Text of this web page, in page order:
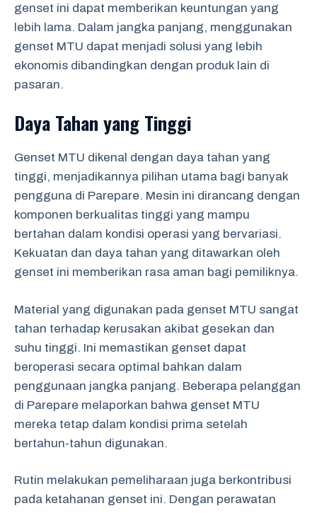
genset ini dapat memberikan keuntungan yang
lebih lama. Dalam jangka panjang, menggunakan
genset MTU dapat menjadi solusi yang lebih
ekonomis dibandingkan dengan produk lain di
pasaran.
Daya Tahan yang Tinggi
Genset MTU dikenal dengan daya tahan yang
tinggi, menjadikannya pilihan utama bagi banyak
pengguna di Parepare. Mesin ini dirancang dengan
komponen berkualitas tinggi yang mampu
bertahan dalam kondisi operasi yang bervariasi.
Kekuatan dan daya tahan yang ditawarkan oleh
genset ini memberikan rasa aman bagi pemiliknya.
Material yang digunakan pada genset MTU sangat
tahan terhadap kerusakan akibat gesekan dan
suhu tinggi. Ini memastikan genset dapat
beroperasi secara optimal bahkan dalam
penggunaan jangka panjang. Beberapa pelanggan
di Parepare melaporkan bahwa genset MTU
mereka tetap dalam kondisi prima setelah
bertahun-tahun digunakan.
Rutin melakukan pemeliharaan juga berkontribusi
pada ketahanan genset ini. Dengan perawatan